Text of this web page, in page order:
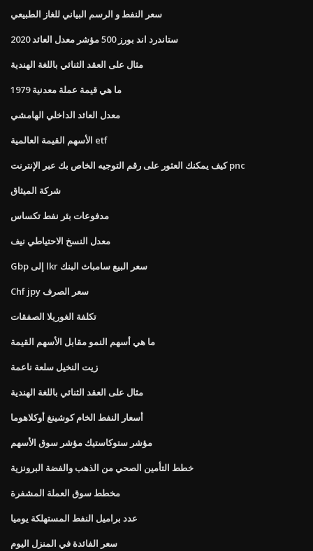
سعر النفط و الرسم البياني للغاز الطبيعي
ستاندرد اند بورز 500 مؤشر معدل العائد 2020
مثال على العقد الثنائي باللغة الهندية
ما هي قيمة عملة معدنية 1979
معدل العائد الداخلي الهامشي
الأسهم القيمة العالمية etf
كيف يمكنك العثور على رقم التوجيه الخاص بك عبر الإنترنت pnc
شركة الميثاق
مدفوعات بئر نفط تكساس
معدل النسخ الاحتياطي نيف
Gbp إلى lkr سعر البيع سامباث البنك
Chf jpy سعر الصرف
تكلفة الغوريلا الصفقات
ما هي أسهم النمو مقابل الأسهم القيمة
زيت النخيل سلعة ناعمة
مثال على العقد الثنائي باللغة الهندية
أسعار النفط الخام كوشينغ أوكلاهوما
مؤشر ستوكاستيك مؤشر سوق الأسهم
خطط التأمين الصحي من الذهب والفضة البرونزية
مخطط سوق العملة المشفرة
عدد براميل النفط المستهلكة يوميا
سعر الفائدة في المنزل اليوم